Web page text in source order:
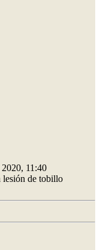
11:40
lesión de tobillo